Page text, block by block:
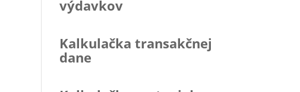
výdavkov
Kalkulačka transakčnej
dane